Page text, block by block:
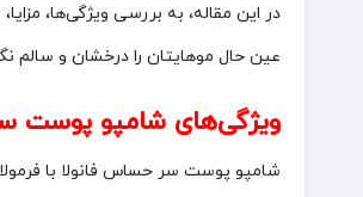
در این مقاله، به بررسی ویژگی‌ها،
عین حال موهایتان را درخشان و سالم
ویژگی‌های شامپو پوست سر حساس
شامپو پوست سر حساس فانولا با